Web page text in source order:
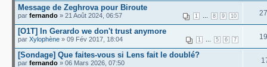
Message de Zeghrova pour Biroute
1 8 9 10
par fernando » 21 Août 2024, 06:57
[O1T] In Gerardo we don't trust anymore
1 5 6 7
par Xylophène » 09 Fév 2017, 18:04
[Sondage] Que faites-vous si Lens fait le doublé?
par fernando » 06 Mars 2026, 07:50